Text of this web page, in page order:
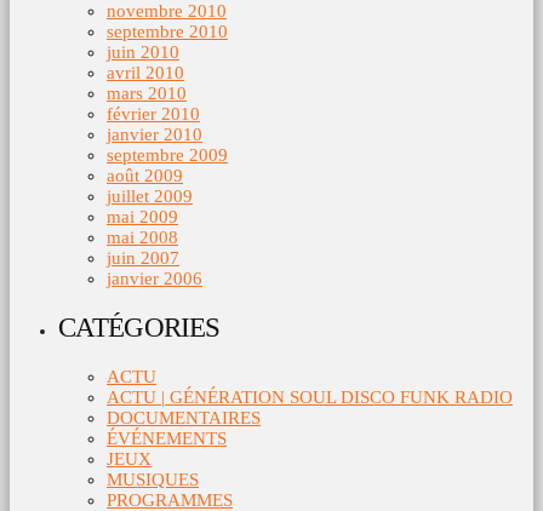
novembre 2010
septembre 2010
juin 2010
avril 2010
mars 2010
février 2010
janvier 2010
septembre 2009
août 2009
juillet 2009
mai 2009
mai 2008
juin 2007
janvier 2006
CATÉGORIES
ACTU
ACTU | GÉNÉRATION SOUL DISCO FUNK RADIO
DOCUMENTAIRES
ÉVÉNEMENTS
JEUX
MUSIQUES
PROGRAMMES